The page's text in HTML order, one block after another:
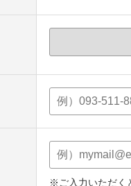
※ご入力いただく